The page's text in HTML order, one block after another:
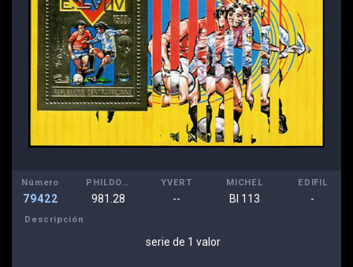
Número
79422
PHILDOM
981.28
YVERT
--
MICHEL
Bl 113
EDIFIL
-
Descripción
serie de 1 valor